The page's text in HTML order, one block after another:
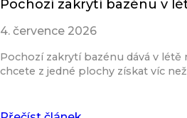
Pochozí zakrytí bazénu v
4. července 2026
Pochozí zakrytí bazénu dává v létě
chcete z jedné plochy získat víc